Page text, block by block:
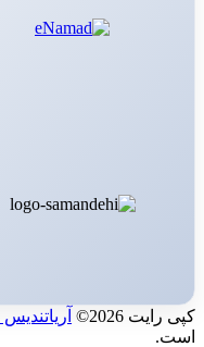
کپی رایت 2026©
است.